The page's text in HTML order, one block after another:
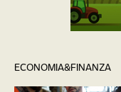
ECONOMIA&FINANZA